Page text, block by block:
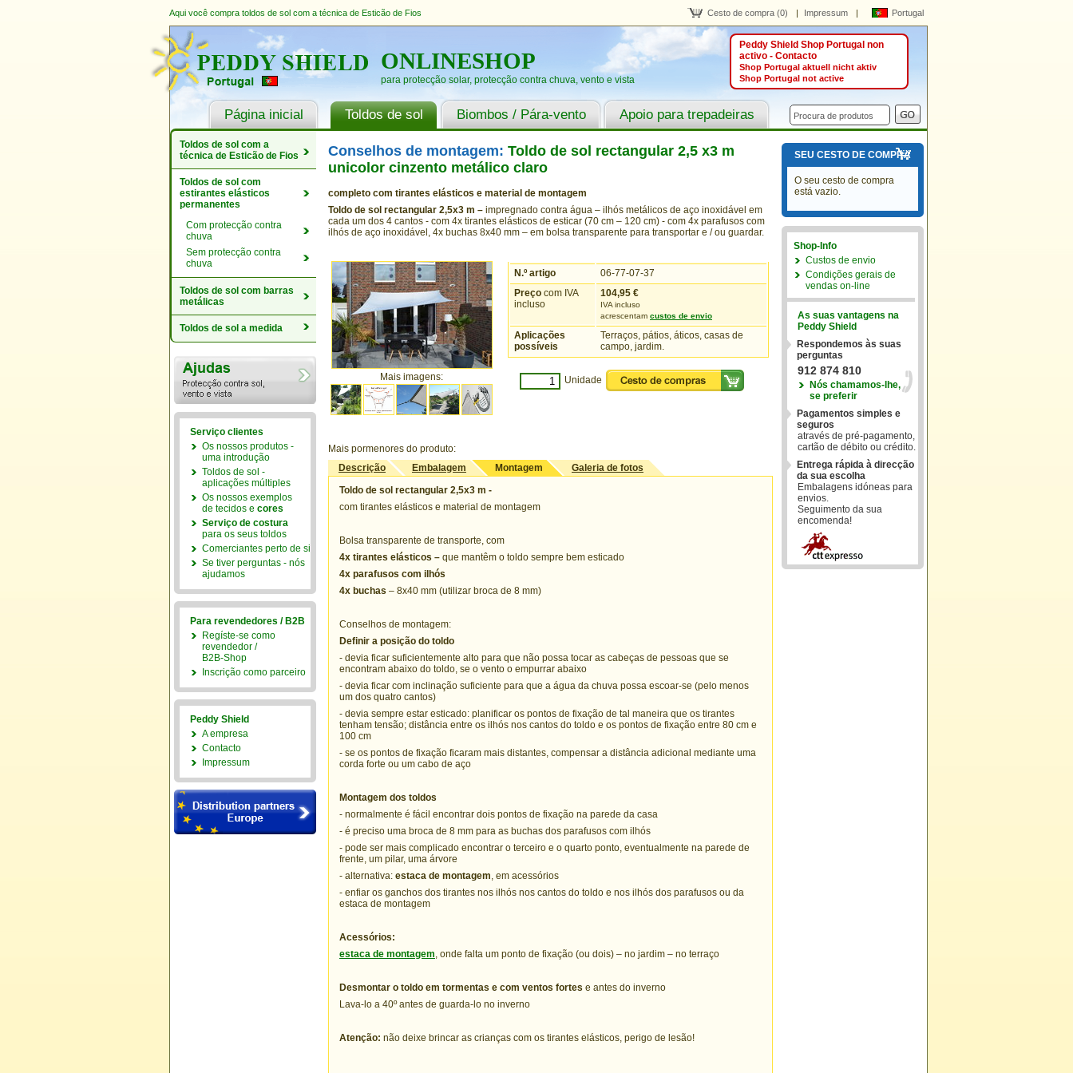
Aqui você compra toldos de sol com a técnica de Esticão de Fios Portugal
Cesto de compra (0) | Impressum |
ONLINESHOP
para protecção solar, protecção contra chuva, vento e vista
Peddy Shield Shop Portugal non
activo - Contacto
Shop Portugal aktuell nicht aktiv
Shop Portugal not active
Página inicial Toldos de sol Biombos / Pára-vento Apoio para trepadeiras
Conselhos de montagem: Toldo de sol rectangular 2,5 x3 m
unicolor cinzento metálico claro
completo com tirantes elásticos e material de montagem
Toldo de sol rectangular 2,5x3 m – impregnado contra água – ilhós metálicos de aço inoxidável em
cada um dos 4 cantos - com 4x tirantes elásticos de esticar (70 cm – 120 cm) - com 4x parafusos com
ilhós de aço inoxidável, 4x buchas 8x40 mm – em bolsa transparente para transportar e / ou guardar.
Mais imagens:
N.º artigo
06-77-07-37
Preço com IVA
incluso
104,95 €
IVA incluso
acrescentam custos de envio
Aplicações
possíveis
Terraços, pátios, áticos, casas de
campo, jardim.
Unidade
Mais pormenores do produto:
Descrição
Embalagem Montagem
Galeria de fotos
Toldo de sol rectangular 2,5x3 m -
com tirantes elásticos e material de montagem
Bolsa transparente de transporte, com
4x tirantes elásticos – que mantêm o toldo sempre bem esticado
4x parafusos com ilhós
4x buchas – 8x40 mm (utilizar broca de 8 mm)
Conselhos de montagem:
Definir a posição do toldo
- devia ficar suficientemente alto para que não possa tocar as cabeças de pessoas que se
encontram abaixo do toldo, se o vento o empurrar abaixo
- devia ficar com inclinação suficiente para que a água da chuva possa escoar-se (pelo menos
um dos quatro cantos)
- devia sempre estar esticado: planificar os pontos de fixação de tal maneira que os tirantes
tenham tensão; distância entre os ilhós nos cantos do toldo e os pontos de fixação entre 80 cm e
100 cm
- se os pontos de fixação ficaram mais distantes, compensar a distância adicional mediante uma
corda forte ou um cabo de aço
Montagem dos toldos
- normalmente é fácil encontrar dois pontos de fixação na parede da casa
- é preciso uma broca de 8 mm para as buchas dos parafusos com ilhós
- pode ser mais complicado encontrar o terceiro e o quarto ponto, eventualmente na parede de
frente, um pilar, uma árvore
- alternativa: estaca de montagem, em acessórios
- enfiar os ganchos dos tirantes nos ilhós nos cantos do toldo e nos ilhós dos parafusos ou da
estaca de montagem
Acessórios:
estaca de montagem, onde falta um ponto de fixação (ou dois) – no jardim – no terraço
Desmontar o toldo em tormentas e com ventos fortes e antes do inverno
Lava-lo a 40º antes de guarda-lo no inverno
Atenção: não deixe brincar as crianças com os tirantes elásticos, perigo de lesão!
SEU CESTO DE COMPRA
O seu cesto de compra
está vazio.
Shop-Info
Custos de envio
Condições gerais de
vendas on-line
As suas vantagens na
Peddy Shield
Respondemos às suas
perguntas
912 874 810
Nós chamamos-lhe,
se preferir
Pagamentos simples e
seguros
através de pré-pagamento,
cartão de débito ou crédito.
Entrega rápida à direcção
da sua escolha
Embalagens idóneas para
envios.
Seguimento da sua
encomenda!
Toldos de sol com a
técnica de Esticão de Fios
Toldos de sol com
estirantes elásticos
permanentes
Com protecção contra
chuva
Sem protecção contra
chuva
Toldos de sol com barras
metálicas
Toldos de sol a medida
Serviço clientes
Os nossos produtos -
uma introdução
Toldos de sol -
aplicações múltiples
Os nossos exemplos
de tecidos e cores
Serviço de costura
para os seus toldos
Comerciantes perto de si
Se tiver perguntas - nós
ajudamos
Para revendedores / B2B
Regíste-se como
revendedor /
B2B-Shop
Inscrição como parceiro
Peddy Shield
A empresa
Contacto
Impressum